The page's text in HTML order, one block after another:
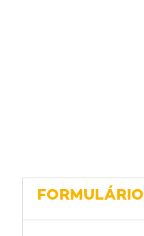
FORMULÁRIO